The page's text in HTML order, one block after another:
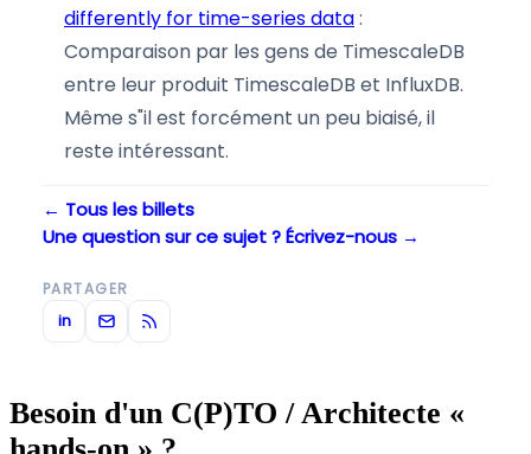
differently for time-series data:
Comparaison par les gens de TimescaleDB
entre leur produit TimescaleDB et InfluxDB.
Même s"il est forcément un peu biaisé, il
reste intéressant.
← Tous les billets
Une question sur ce sujet ? Écrivez-nous →
PARTAGER
in
Besoin d'un C(P)TO / Architecte «